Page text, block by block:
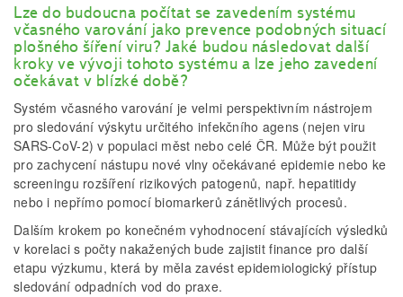
Lze do budoucna počítat se zavedením systému
včasného varování jako prevence podobných situací
plošného šíření viru? Jaké budou následovat další
kroky ve vývoji tohoto systému a lze jeho zavedení
očekávat v blízké době?
Systém včasného varování je velmi perspektivním nástrojem
pro sledování výskytu určitého infekčního agens (nejen viru
SARS-CoV-2) v populaci měst nebo celé ČR. Může být použit
pro zachycení nástupu nové vlny očekávané epidemie nebo ke
screeningu rozšíření rizikových patogenů, např. hepatitidy
nebo i nepřímo pomocí biomarkerů zánětlivých procesů.
Dalším krokem po konečném vyhodnocení stávajících výsledků
v korelaci s počty nakažených bude zajistit finance pro další
etapu výzkumu, která by měla zavést epidemiologický přístup
sledování odpadních vod do praxe.